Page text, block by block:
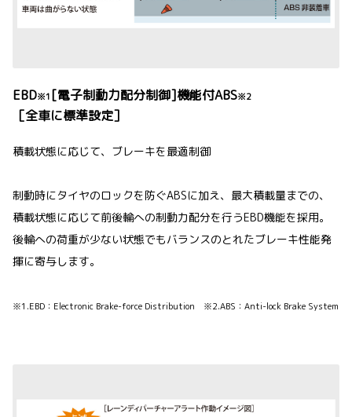
EBD※1[電子制動力配分制御]機能付ABS※2
［全車に標準設定］
積載状態に応じて、ブレーキを最適制御
制動時にタイヤのロックを防ぐABSに加え、最大積載量までの、
積載状態に応じて前後輪への制動力配分を行うEBD機能を採用。
後輪への荷重が少ない状態でもバランスのとれたブレーキ性能発
揮に寄与します。
※1.EBD：Electronic Brake-force Distribution ※2.ABS：Anti-lock Brake System